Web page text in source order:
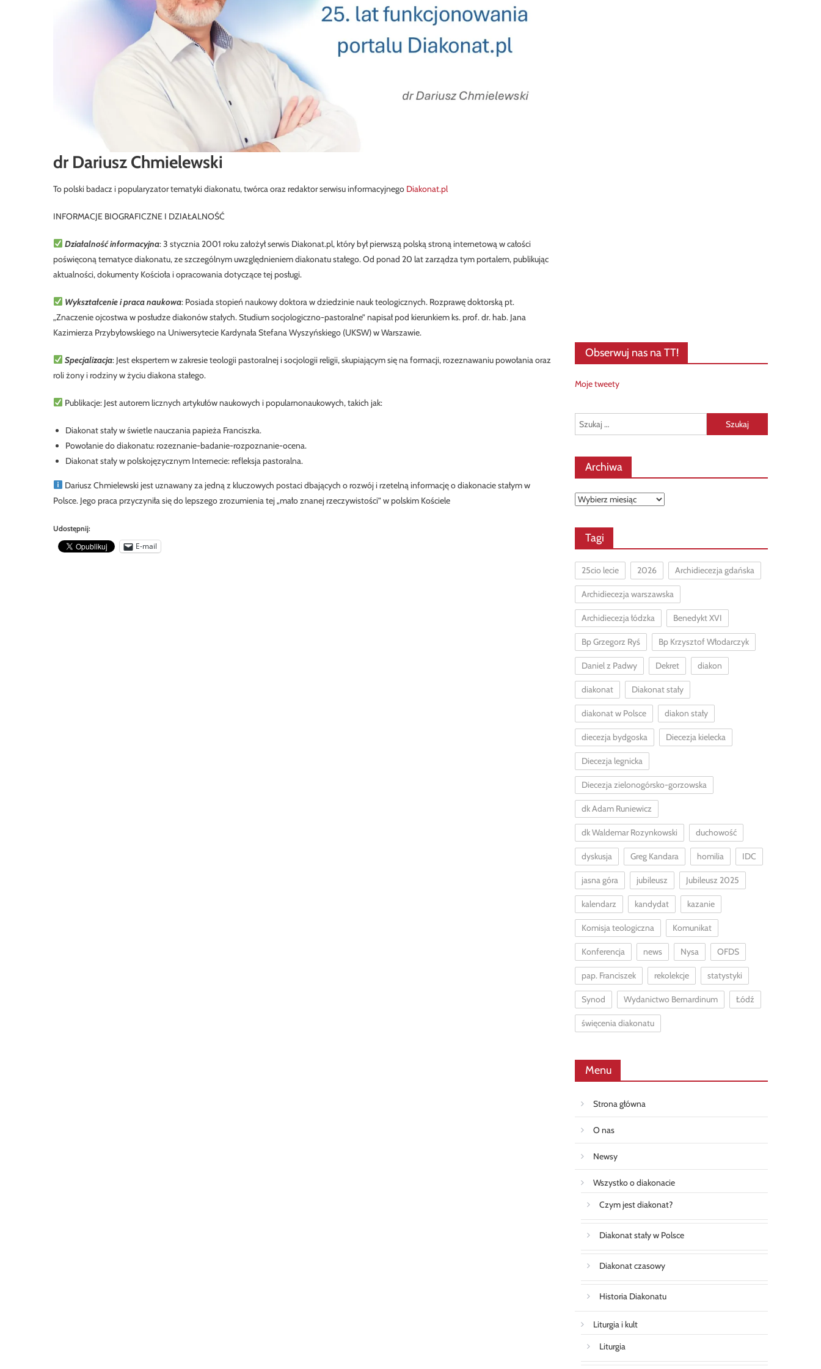
dr Dariusz Chmielewski
To polski badacz i popularyzator tematyki diakonatu, twórca oraz redaktor serwisu informacyjnego Diakonat.pl
INFORMACJE BIOGRAFICZNE I DZIAŁALNOŚĆ
Działalność informacyjna: 3 stycznia 2001 roku założył serwis Diakonat.pl, który był pierwszą polską stroną internetową w całości
poświęconą tematyce diakonatu, ze szczególnym uwzględnieniem diakonatu stałego. Od ponad 20 lat zarządza tym portalem, publikując
aktualności, dokumenty Kościoła i opracowania dotyczące tej posługi.
Wykształcenie i praca naukowa: Posiada stopień naukowy doktora w dziedzinie nauk teologicznych. Rozprawę doktorską pt.
„Znaczenie ojcostwa w posłudze diakonów stałych. Studium socjologiczno-pastoralne” napisał pod kierunkiem ks. prof. dr. hab. Jana
Kazimierza Przybyłowskiego na Uniwersytecie Kardynała Stefana Wyszyńskiego (UKSW) w Warszawie.
Specjalizacja: Jest ekspertem w zakresie teologii pastoralnej i socjologii religii, skupiającym się na formacji, rozeznawaniu powołania oraz
roli żony i rodziny w życiu diakona stałego.
Publikacje: Jest autorem licznych artykułów naukowych i popularnonaukowych, takich jak:
Diakonat stały w świetle nauczania papieża Franciszka.
Powołanie do diakonatu: rozeznanie-badanie-rozpoznanie-ocena.
Diakonat stały w polskojęzycznym Internecie: refleksja pastoralna.
Dariusz Chmielewski jest uznawany za jedną z kluczowych postaci dbających o rozwój i rzetelną informację o diakonacie stałym w
Polsce. Jego praca przyczyniła się do lepszego zrozumienia tej „mało znanej rzeczywistości” w polskim Kościele
Udostępnij:
E-mail
Obserwuj nas na TT!
Moje tweety
Szukaj:
Archiwa
Archiwa
Tagi
25cio lecie 2026 Archidiecezja gdańska
Archidiecezja warszawska
Archidiecezja łódzka Benedykt XVI
Bp Grzegorz Ryś Bp Krzysztof Włodarczyk
Daniel z Padwy Dekret diakon
diakonat Diakonat stały
diakonat w Polsce diakon stały
diecezja bydgoska Diecezja kielecka
Diecezja legnicka
Diecezja zielonogórsko-gorzowska
dk Adam Runiewicz
dk Waldemar Rozynkowski duchowość
dyskusja Greg Kandara homilia IDC
jasna góra jubileusz Jubileusz 2025
kalendarz kandydat kazanie
Komisja teologiczna Komunikat
Konferencja news Nysa OFDS
pap. Franciszek rekolekcje statystyki
Synod Wydanictwo Bernardinum Łódź
święcenia diakonatu
Menu
Strona główna
O nas
Newsy
Wszystko o diakonacie
Czym jest diakonat?
Diakonat stały w Polsce
Diakonat czasowy
Historia Diakonatu
Liturgia i kult
Liturgia